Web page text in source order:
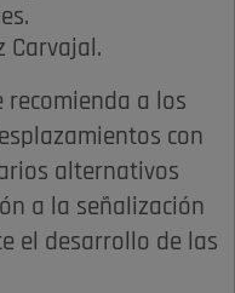
Carvajal.
recomienda a los
con
alternativos
a la señalización
el desarrollo de las